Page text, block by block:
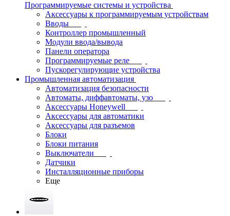
Программируемые системы и устройства
Аксессуары к программируемым устройствам
Вводы
Контроллер промышленный
Модули ввода/вывода
Панели оператора
Программируемые реле
Пускорегулирующие устройства
Промышленная автоматизация
Автоматизация безопасности
Автоматы, диффавтоматы, узо
Аксессуары Honeywell
Аксессуары для автоматики
Аксессуары для разъемов
Блоки
Блоки питания
Выключатели
Датчики
Инсталляционные приборы
Еще